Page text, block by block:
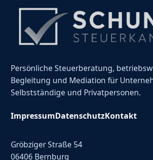
Persönliche Steuerberatung,
Begleitung und Mediation für
Selbstständige und Privatpersonen.
ImpressumDatenschutzKontakt
Gröbziger Straße 54
06406 Bernburg